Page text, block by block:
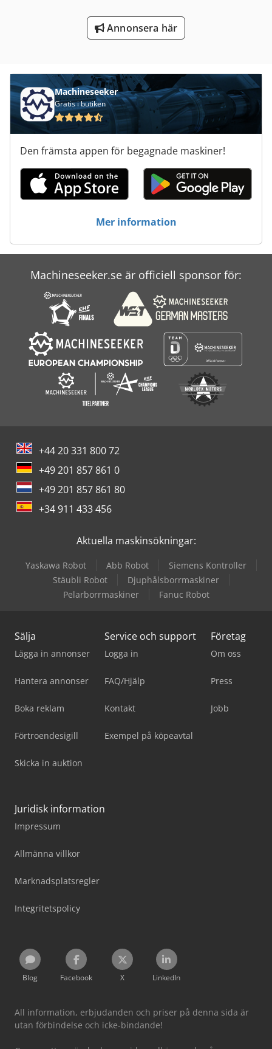
Annonsera här
Machineseeker
Gratis i butiken
Den främsta appen för begagnade maskiner!
Mer information
Machineseeker.se är officiell sponsor för:
+44 20 331 800 72
+49 201 857 861 0
+49 201 857 861 80
+34 911 433 456
Aktuella maskinsökningar:
Yaskawa Robot Abb Robot
Siemens Kontroller
Stäubli Robot
Djuphålsborrmaskiner
Pelarborrmaskiner
Fanuc Robot
Sälja
Lägga in annonser
Hantera annonser
Boka reklam
Förtroendesigill
Skicka in auktion
Service och support
Logga in
FAQ/Hjälp
Kontakt
Exempel på köpeavtal
Företag
Om oss
Press
Jobb
Juridisk information
Impressum
Allmänna villkor
Marknadsplatsregler
Integritetspolicy
Blog Facebook X LinkedIn
All information, erbjudanden och priser på denna sida är
utan förbindelse och icke-bindande!